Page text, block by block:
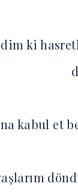
ki
kabul et